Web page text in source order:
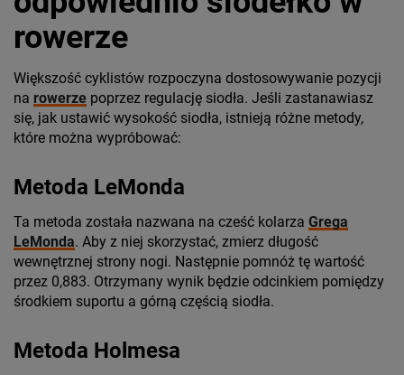
rowerze
Większość cyklistów rozpoczyna dostosowywanie pozycji
na rowerze poprzez regulację siodła. Jeśli zastanawiasz
się, jak ustawić wysokość siodła, istnieją różne metody,
które można wypróbować:
Metoda LeMonda
Ta metoda została nazwana na cześć kolarza Grega
LeMonda. Aby z niej skorzystać, zmierz długość
wewnętrznej strony nogi. Następnie pomnóż tę wartość
przez 0,883. Otrzymany wynik będzie odcinkiem pomiędzy
środkiem suportu a górną częścią siodła.
Metoda Holmesa